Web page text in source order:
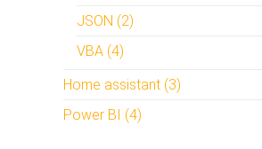
JSON (2)
VBA (4)
Home assistant (3)
Power BI (4)